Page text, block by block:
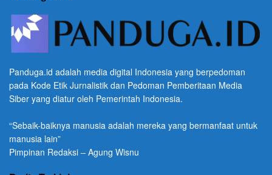
Panduga.id adalah media digital Indonesia yang berpedoman
pada Kode Etik Jurnalistik dan Pedoman Pemberitaan Media
Siber yang diatur oleh Pemerintah Indonesia.
“Sebaik-baiknya manusia adalah mereka yang bermanfaat untuk
manusia lain”
Pimpinan Redaksi – Agung Wisnu